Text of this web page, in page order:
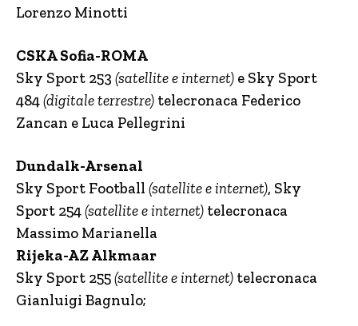
Lorenzo Minotti
CSKA Sofia-ROMA
Sky Sport 253 (satellite e internet) e Sky Sport
484(digitale terrestre) telecronaca Federico
Zancan e Luca Pellegrini
Dundalk-Arsenal
Sky Sport Football (satellite e internet), Sky
Sport 254(satellite e internet) telecronaca
Massimo Marianella
Rijeka-AZ Alkmaar
Sky Sport 255(satellite e internet) telecronaca
Gianluigi Bagnulo;